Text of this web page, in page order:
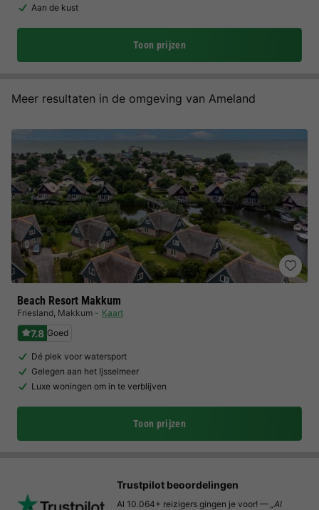
Aan de kust
Toon prijzen
Meer resultaten in de omgeving van Ameland
Beach Resort Makkum
Friesland, Makkum Kaart
7.8 Goed
Dé plek voor watersport
Gelegen aan het Ijsselmeer
Luxe woningen om in te verblijven
Toon prijzen
Trustpilot beoordelingen
Al 10.064+ reizigers gingen je voor! — „Al